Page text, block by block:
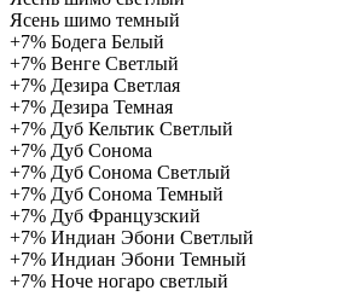
Ясень шимо темный
+7% Бодега Белый
+7% Венге Светлый
+7% Дезира Светлая
+7% Дезира Темная
+7% Дуб Кельтик Светлый
+7% Дуб Сонома
+7% Дуб Сонома Светлый
+7% Дуб Сонома Темный
+7% Дуб Французский
+7% Индиан Эбони Светлый
+7% Индиан Эбони Темный
+7% Ноче ногаро светлый